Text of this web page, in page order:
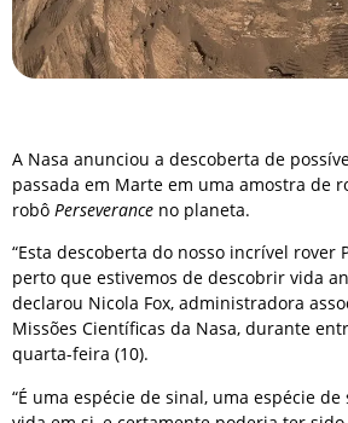
A Nasa anunciou a descoberta de
passada em Marte em uma amostra de
robô Perseverance no planeta.
“Esta descoberta do nosso incrível rover
perto que estivemos de descobrir vida
declarou Nicola Fox, administradora
Missões Científicas da Nasa, durante
quarta-feira (10).
“É uma espécie de sinal, uma espécie